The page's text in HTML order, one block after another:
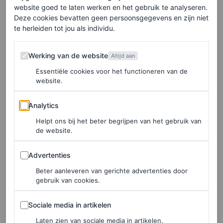
schoenen van Yeliz
Lange bruine lokken, beiden een aanstekelijke glimlach:
de gelijkenissen zijn bijna niet te missen. “Toen ik
felicitaties van vrienden: of ze nu ook al hoofdredacteur
te denken uit het medialandschap met al haar projecten”,
vertelt Yeliz. “Ik kreeg op mijn beurt appjes van vrienden
die de serie Ferry aan het bingen waren, met screenshots
van momenten dat ze daadwerkelijk dachten dat ik het
Daarom kroop Elise tijdensAmsterdam Fashion Week
de huid van Vogue’s Editor-in-Chief. Hoe dat haar
website goed te laten werken en het gebruik te analyseren.
Deze cookies bevatten geen persoonsgegevens en zijn niet
te herleiden tot jou als individu.
Werking van de website
Werking van de website Altijd aan
Essentiële cookies voor het functioneren van de
website.
Analytics
Analytics
Helpt ons bij het beter begrijpen van het gebruik van
de website.
Advertenties
Advertenties
Beter aanleveren van gerichte advertenties door
gebruik van cookies.
Sociale media in artikelen
Sociale media in artikelen
Laten zien van sociale media in artikelen.